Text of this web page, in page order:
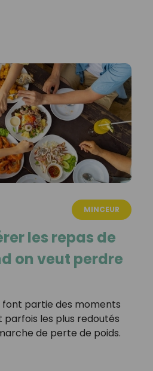
MINCEUR
les repas de
on veut perdre
font partie des moments
parfois les plus redoutés
de perte de poids.